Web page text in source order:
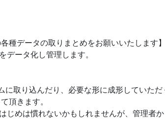
種データの取りまとめをお願いいたします
データ化し管理します。
取り込んだり、必要な形に成形していた
頂きます。
めは慣れないかもしれませんが、管理者